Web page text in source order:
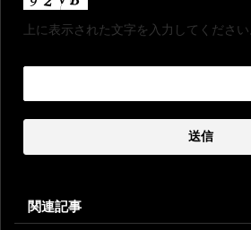
上に表示された文字を入力してください
関連記事